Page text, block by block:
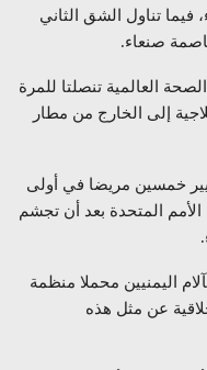
تناول الشق الثاني
صنعاء.
العالمية تنصلتا للمرة
إلى الخارج من مطار
موعد 20 أكتوبر لتسيير خمسين مريضا في أولى
24ساعة اعتذرت الأمم المتحدة بعد أن تجشم
اليمنيين محملا منظمة
عن مثل هذه